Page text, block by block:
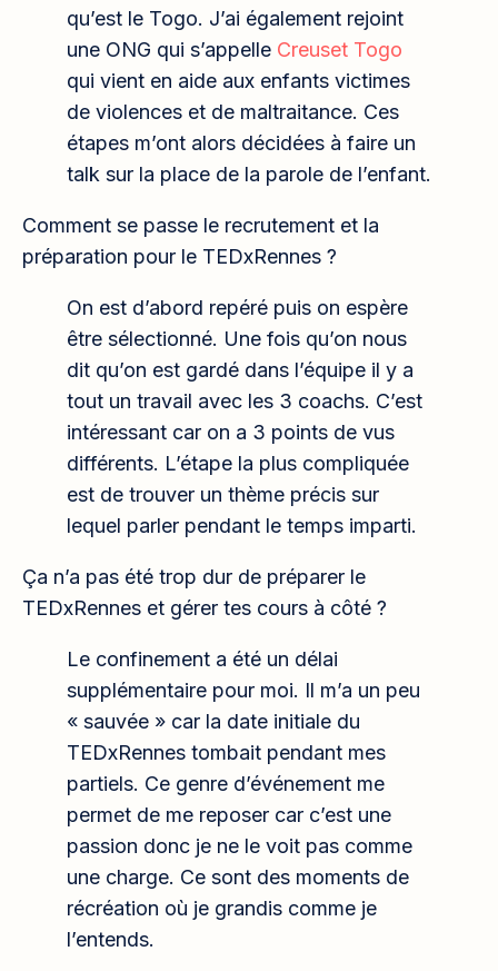
qu’est le Togo. J’ai également rejoint
une ONG qui s’appelle Creuset Togo
qui vient en aide aux enfants victimes
de violences et de maltraitance. Ces
étapes m’ont alors décidées à faire un
talk sur la place de la parole de l’enfant.
Comment se passe le recrutement et la
préparation pour le TEDxRennes ?
On est d’abord repéré puis on espère
être sélectionné. Une fois qu’on nous
dit qu’on est gardé dans l’équipe il y a
tout un travail avec les 3 coachs. C’est
intéressant car on a 3 points de vus
différents. L’étape la plus compliquée
est de trouver un thème précis sur
lequel parler pendant le temps imparti.
Ça n’a pas été trop dur de préparer le
TEDxRennes et gérer tes cours à côté ?
Le confinement a été un délai
supplémentaire pour moi. Il m’a un peu
« sauvée » car la date initiale du
TEDxRennes tombait pendant mes
partiels. Ce genre d’événement me
permet de me reposer car c’est une
passion donc je ne le voit pas comme
une charge. Ce sont des moments de
récréation où je grandis comme je
l’entends.